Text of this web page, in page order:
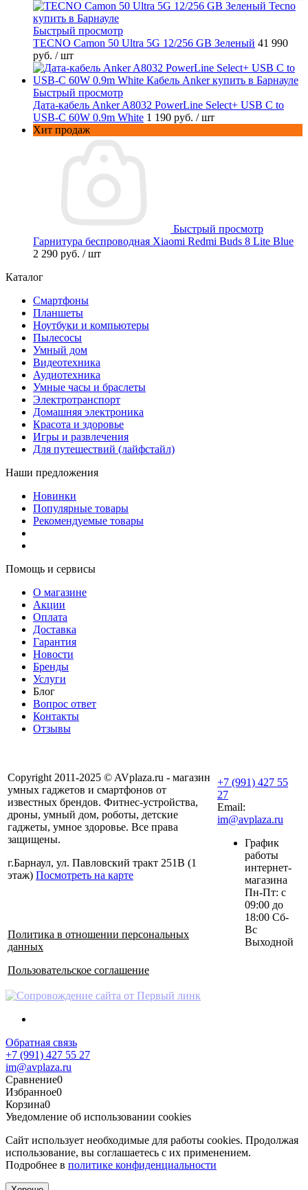
Быстрый просмотр
TECNO Camon 50 Ultra 5G 12/256 GB Зеленый 41 990
руб. / шт
Быстрый просмотр
Дата-кабель Anker A8032 PowerLine Select+ USB C to
USB-C 60W 0.9m White 1 190 руб. / шт
Хит продаж
Быстрый просмотр
Гарнитура беспроводная Xiaomi Redmi Buds 8 Lite Blue
2 290 руб. / шт
Каталог
Смартфоны
Планшеты
Ноутбуки и компьютеры
Пылесосы
Умный дом
Видеотехника
Аудиотехника
Умные часы и браслеты
Электротранспорт
Домашняя электроника
Красота и здоровье
Игры и развлечения
Для путешествий (лайфстайл)
Наши предложения
Новинки
Популярные товары
Рекомендуемые товары
Помощь и сервисы
О магазине
Акции
Оплата
Доставка
Гарантия
Новости
Бренды
Услуги
Блог
Вопрос ответ
Контакты
Отзывы
Copyright 2011-2025 © AVplaza.ru - магазин
умных гаджетов и смартфонов от
известных брендов. Фитнес-устройства,
дроны, умный дом, роботы, детские
гаджеты, умное здоровье. Все права
защищены.
г.Барнаул, ул. Павловский тракт 251В (1
этаж) Посмотреть на карте
Политика в отношении персональных
данных
Пользовательское соглашение
+7 (991) 427 55
27
Email:
im@avplaza.ru
График
работы
интернет-
магазина
Пн-Пт: с
09:00 до
18:00 Сб-
Вс
Выходной
Обратная связь
+7 (991) 427 55 27
im@avplaza.ru
Сравнение0
Избранное0
Корзина0
Уведомление об использовании cookies
Сайт использует необходимые для работы cookies. Продолжая
использование, вы соглашаетесь с их применением.
Подробнее в политике конфиденциальности